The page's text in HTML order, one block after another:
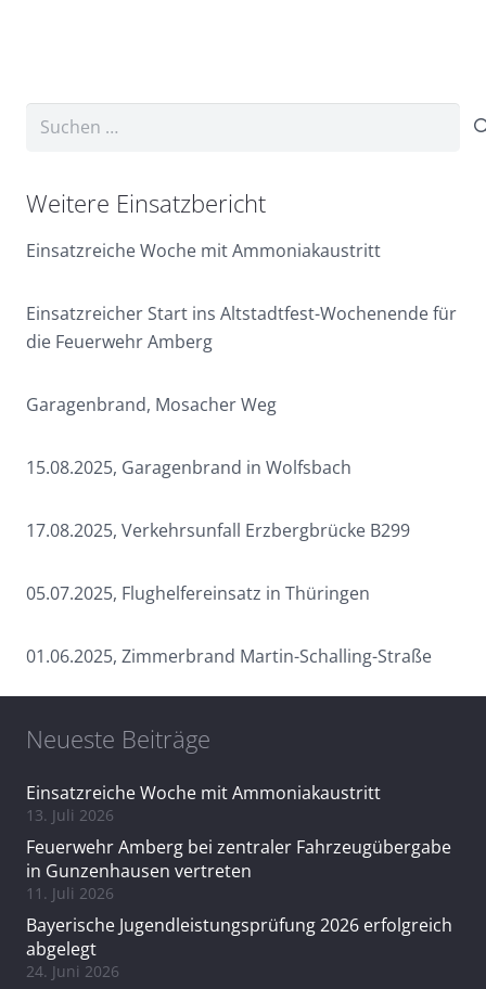
Suchen
Weitere Einsatzbericht
Einsatzreiche Woche mit Ammoniakaustritt
Einsatzreicher Start ins Altstadtfest-Wochenende für
die Feuerwehr Amberg
Garagenbrand, Mosacher Weg
15.08.2025, Garagenbrand in Wolfsbach
17.08.2025, Verkehrsunfall Erzbergbrücke B299
05.07.2025, Flughelfereinsatz in Thüringen
01.06.2025, Zimmerbrand Martin-Schalling-Straße
Neueste Beiträge
Einsatzreiche Woche mit Ammoniakaustritt
13. Juli 2026
Feuerwehr Amberg bei zentraler Fahrzeugübergabe
in Gunzenhausen vertreten
11. Juli 2026
Bayerische Jugendleistungsprüfung 2026 erfolgreich
abgelegt
24. Juni 2026